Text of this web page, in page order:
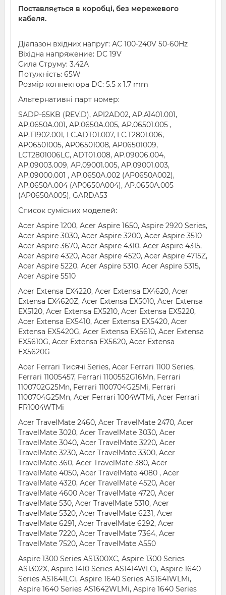
Поставляється в коробці, без мережевого
кабеля.
Діапазон вхідних напруг: AC 100-240V 50-60Hz
Віхідна напряжение: DC 19V
Сила Струму: 3.42A
Потужність: 65W
Розмір коннектора DC: 5.5 x 1.7 mm
Альтернативні парт номер:
SADP-65KB (REV.D), API2AD02, AP.A1401.001,
AP.0650A.001, AP.0650A.005, AP.06501.005 ,
AP.T1902.001, LC.ADT01.007, LC.T2801.006,
AP06501005, AP06501008, AP06501009,
LCT2801006LC, ADT01.008, AP.09006.004,
AP.09003.009, AP.09001.005, AP.09001.003,
AP.09000.001 , AP.0650A.002 (AP0650A002),
AP.0650A.004 (AP0650A004), AP.0650A.005
(AP0650A005), GARDA53
Список сумісних моделей:
Acer Aspire 1200, Acer Aspire 1650, Aspire 2920 Series,
Acer Aspire 3030, Acer Aspire 3200, Acer Aspire 3510
Acer Aspire 3670, Acer Aspire 4310, Acer Aspire 4315,
Acer Aspire 4320, Acer Aspire 4520, Acer Aspire 4715Z,
Acer Aspire 5220, Acer Aspire 5310, Acer Aspire 5315,
Acer Aspire 5510
Acer Extensa EX4220, Acer Extensa EX4620, Acer
Extensa EX4620Z, Acer Extensa EX5010, Acer Extensa
EX5120, Acer Extensa EX5210, Acer Extensa EX5220,
Acer Extensa EX5410, Acer Extensa EX5420, Acer
Extensa EX5420G, Acer Extensa EX5610, Acer Extensa
EX5610G, Acer Extensa EX5620, Acer Extensa
EX5620G
Acer Ferrari Тисячі Series, Acer Ferrari 1100 Series,
Ferrari 11005457, Ferrari 1100552G16Mn, Ferrari
1100702G25Mn, Ferrari 1100704G25Mi, Ferrari
1100704G25Mn, Acer Ferrari 1004WTMi, Acer Ferrari
FR1004WTMi
Acer TravelMate 2460, Acer TravelMate 2470, Acer
TravelMate 3020, Acer TravelMate 3030, Acer
TravelMate 3040, Acer TravelMate 3220, Acer
TravelMate 3230, Acer TravelMate 3300, Acer
TravelMate 360, Acer TravelMate 380, Acer
TravelMate 4050, Acer TravelMate 4080 , Acer
TravelMate 4320, Acer TravelMate 4520, Acer
TravelMate 4600 Acer TravelMate 4720, Acer
TravelMate 530, Acer TravelMate 5310, Acer
TravelMate 5320, Acer TravelMate 6231, Acer
TravelMate 6291, Acer TravelMate 6292, Acer
TravelMate 7220, Acer TravelMate 7364, Acer
TravelMate 7520, Acer TravelMate A550
Aspire 1300 Series AS1300XC, Aspire 1300 Series
AS1302X, Aspire 1410 Series AS1414WLCi, Aspire 1640
Series AS1641LCi, Aspire 1640 Series AS1641WLMi,
Aspire 1640 Series AS1642WLMi, Aspire 1640 Series